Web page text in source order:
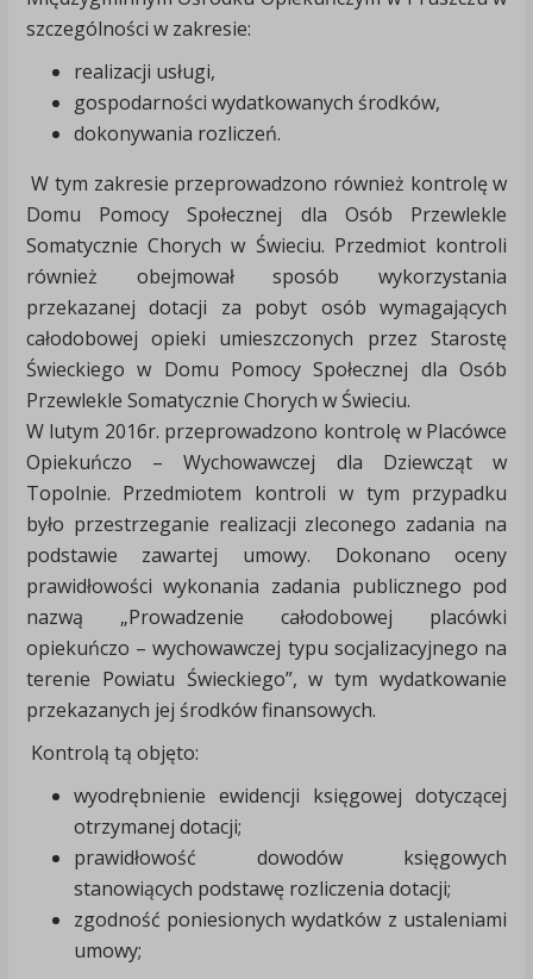
szczególności w zakresie:
realizacji usługi,
gospodarności wydatkowanych środków,
dokonywania rozliczeń.
W tym zakresie przeprowadzono również kontrolę w
Domu Pomocy Społecznej dla Osób Przewlekle
Somatycznie Chorych w Świeciu. Przedmiot kontroli
również obejmował sposób wykorzystania
przekazanej dotacji za pobyt osób wymagających
całodobowej opieki umieszczonych przez Starostę
Świeckiego w Domu Pomocy Społecznej dla Osób
Przewlekle Somatycznie Chorych w Świeciu.
W lutym 2016r. przeprowadzono kontrolę w Placówce
Opiekuńczo – Wychowawczej dla Dziewcząt w
Topolnie. Przedmiotem kontroli w tym przypadku
było przestrzeganie realizacji zleconego zadania na
podstawie zawartej umowy. Dokonano oceny
prawidłowości wykonania zadania publicznego pod
nazwą „Prowadzenie całodobowej placówki
opiekuńczo – wychowawczej typu socjalizacyjnego na
terenie Powiatu Świeckiego”, w tym wydatkowanie
przekazanych jej środków finansowych.
Kontrolą tą objęto:
wyodrębnienie ewidencji księgowej dotyczącej
otrzymanej dotacji;
prawidłowość dowodów księgowych
stanowiących podstawę rozliczenia dotacji;
zgodność poniesionych wydatków z ustaleniami
umowy;